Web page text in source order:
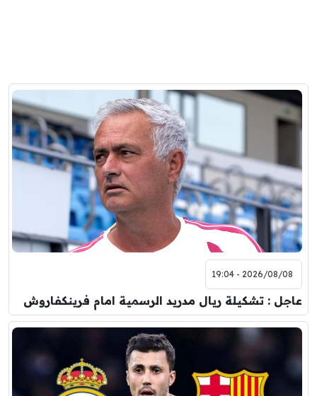
2026/08/08 - 19:04
عاجل : تشكيلة ريال مدريد الرسمية امام فرينكفاروش